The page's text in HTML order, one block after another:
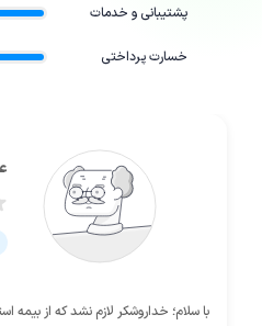
پشتیبانی و خدمات
خسارت پرداختی
با سلام؛ خداروشکر لازم نشد که از بیمه